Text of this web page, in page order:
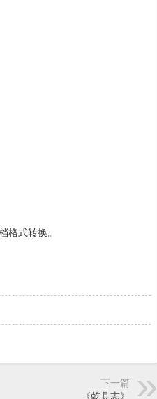
格式转换。
下一篇
《乾县志》